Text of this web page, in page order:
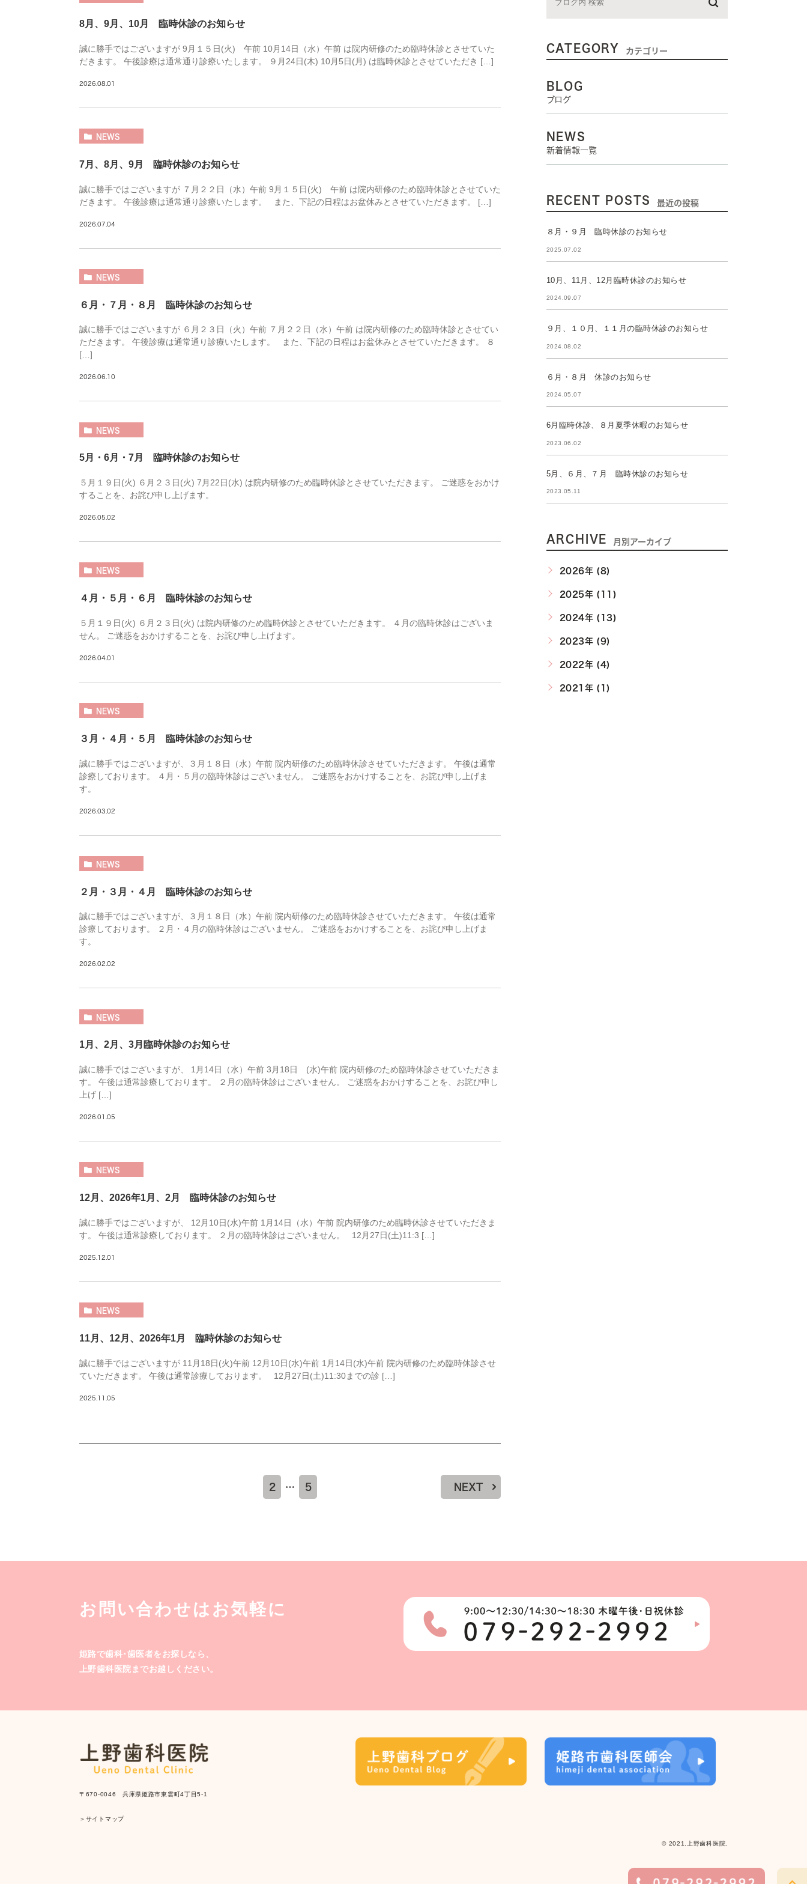
8月、9月、10月 臨時休診のお知らせ
誠に勝手ではございますが 9月１５日(火) 午前 10月14日（水）午前 は院内研修のため臨時休診とさせていた
だきます。 午後診療は通常通り診療いたします。 ９月24日(木) 10月5日(月) は臨時休診とさせていただき […]
2026.08.01
NEWS
7月、8月、9月 臨時休診のお知らせ
誠に勝手ではございますが ７月２２日（水）午前 9月１５日(火) 午前 は院内研修のため臨時休診とさせていた
だきます。 午後診療は通常通り診療いたします。 また、下記の日程はお盆休みとさせていただきます。 […]
2026.07.04
NEWS
６月・７月・８月 臨時休診のお知らせ
誠に勝手ではございますが ６月２３日（火）午前 ７月２２日（水）午前 は院内研修のため臨時休診とさせてい
ただきます。 午後診療は通常通り診療いたします。 また、下記の日程はお盆休みとさせていただきます。 ８
[…]
2026.06.10
NEWS
5月・6月・7月 臨時休診のお知らせ
５月１９日(火) ６月２３日(火) 7月22日(水) は院内研修のため臨時休診とさせていただきます。 ご迷惑をおかけ
することを、お詫び申し上げます。
2026.05.02
NEWS
４月・５月・６月 臨時休診のお知らせ
５月１９日(火) ６月２３日(火) は院内研修のため臨時休診とさせていただきます。 ４月の臨時休診はございま
せん。 ご迷惑をおかけすることを、お詫び申し上げます。
2026.04.01
NEWS
３月・４月・５月 臨時休診のお知らせ
誠に勝手ではございますが、３月１８日（水）午前 院内研修のため臨時休診させていただきます。 午後は通常
診療しております。 ４月・５月の臨時休診はございません。 ご迷惑をおかけすることを、お詫び申し上げま
す。
2026.03.02
NEWS
２月・３月・４月 臨時休診のお知らせ
誠に勝手ではございますが、３月１８日（水）午前 院内研修のため臨時休診させていただきます。 午後は通常
診療しております。 ２月・４月の臨時休診はございません。 ご迷惑をおかけすることを、お詫び申し上げま
す。
2026.02.02
NEWS
1月、2月、3月臨時休診のお知らせ
誠に勝手ではございますが、 1月14日（水）午前 3月18日 (水)午前 院内研修のため臨時休診させていただきま
す。 午後は通常診療しております。 ２月の臨時休診はございません。 ご迷惑をおかけすることを、お詫び申し
上げ […]
2026.01.05
NEWS
12月、2026年1月、2月 臨時休診のお知らせ
誠に勝手ではございますが、 12月10日(水)午前 1月14日（水）午前 院内研修のため臨時休診させていただきま
す。 午後は通常診療しております。 ２月の臨時休診はございません。 12月27日(土)11:3 […]
2025.12.01
NEWS
11月、12月、2026年1月 臨時休診のお知らせ
誠に勝手ではございますが 11月18日(火)午前 12月10日(水)午前 1月14日(水)午前 院内研修のため臨時休診させ
ていただきます。 午後は通常診療しております。 12月27日(土)11:30までの診 […]
2025.11.05
2 … 5 NEXT
CATEGORY カテゴリー
BLOG
ブログ
NEWS
新着情報一覧
RECENT POSTS 最近の投稿
８月・９月 臨時休診のお知らせ
2025.07.02
10月、11月、12月臨時休診のお知らせ
2024.09.07
９月、１０月、１１月の臨時休診のお知らせ
2024.08.02
６月・８月 休診のお知らせ
2024.05.07
6月臨時休診、８月夏季休暇のお知らせ
2023.06.02
5月、６月、７月 臨時休診のお知らせ
2023.05.11
ARCHIVE 月別アーカイブ
2026年 (8)
2025年 (11)
2024年 (13)
2023年 (9)
2022年 (4)
2021年 (1)
お問い合わせはお気軽に
姫路で歯科･歯医者をお探しなら、
上野歯科医院までお越しください。
〒670-0046 兵庫県姫路市東雲町4丁目5-1
＞サイトマップ
© 2021.上野歯科医院.